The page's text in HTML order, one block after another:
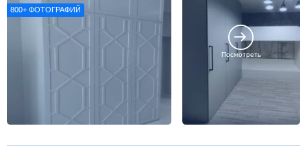
800+ ФОТОГРАФИЙ
Посмотреть